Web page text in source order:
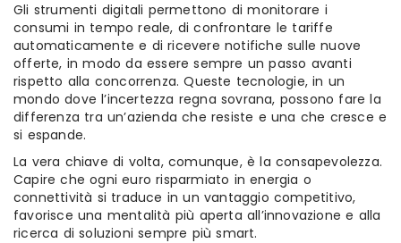
Gli strumenti digitali permettono di monitorare i
consumi in tempo reale, di confrontare le tariffe
automaticamente e di ricevere notifiche sulle nuove
offerte, in modo da essere sempre un passo avanti
rispetto alla concorrenza. Queste tecnologie, in un
mondo dove l’incertezza regna sovrana, possono fare la
differenza tra un’azienda che resiste e una che cresce e
si espande.
La vera chiave di volta, comunque, è la consapevolezza.
Capire che ogni euro risparmiato in energia o
connettività si traduce in un vantaggio competitivo,
favorisce una mentalità più aperta all’innovazione e alla
ricerca di soluzioni sempre più smart.